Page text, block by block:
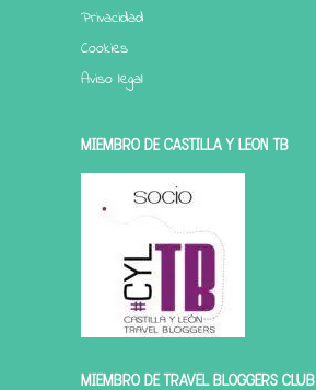
Privacidad
Cookies
Aviso legal
MIEMBRO DE CASTILLA Y LEÓN TB
MIEMBRO DE TRAVEL BLOGGERS CLUB